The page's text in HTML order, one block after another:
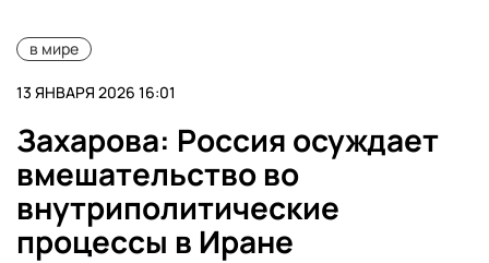
в мире
13 ЯНВАРЯ 2026 16:01
Захарова: Россия осуждает
вмешательство во
внутриполитические
процессы в Иране